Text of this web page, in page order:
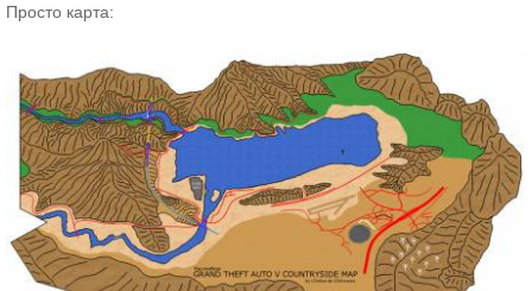
Просто карта: